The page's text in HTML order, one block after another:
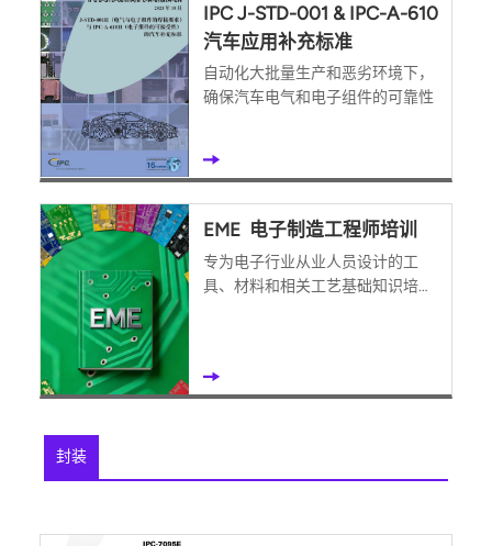
IPC J-STD-001 & IPC-A-610
汽车应用补充标准
自动化大批量生产和恶劣环境下，
确保汽车电气和电子组件的可靠性
EME 电子制造工程师培训
专为电子行业从业人员设计的工
具、材料和相关工艺基础知识培训
封装